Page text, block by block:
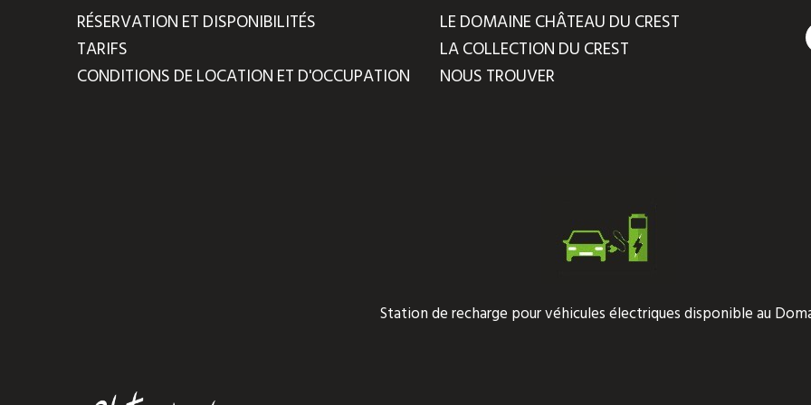
RÉSERVATION ET DISPONIBILITÉS
TARIFS
CONDITIONS DE LOCATION ET D'OCCUPATION
LE DOMAINE CHÂTEAU DU CREST
LA COLLECTION DU CREST
NOUS TROUVER
Station de recharge pour véhicules électriques disponible au